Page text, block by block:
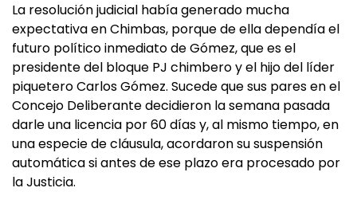
La resolución judicial había generado mucha
expectativa en Chimbas, porque de ella dependía el
futuro político inmediato de Gómez, que es el
presidente del bloque PJ chimbero y el hijo del líder
piquetero Carlos Gómez. Sucede que sus pares en el
Concejo Deliberante decidieron la semana pasada
darle una licencia por 60 días y, al mismo tiempo, en
una especie de cláusula, acordaron su suspensión
automática si antes de ese plazo era procesado por
la Justicia.